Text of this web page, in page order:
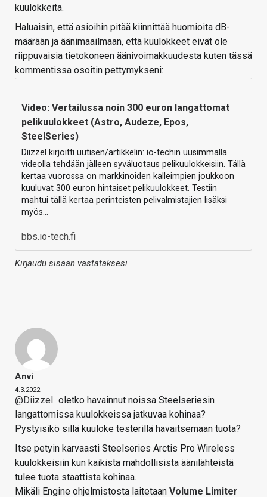
kuulokkeita.
Haluaisin, että asioihin pitää kiinnittää huomioita dB-
määrään ja äänimaailmaan, että kuulokkeet eivät ole
riippuvaisia tietokoneen äänivoimakkuudesta kuten tässä
kommentissa osoitin pettymykseni:
Video: Vertailussa noin 300 euron langattomat
pelikuulokkeet (Astro, Audeze, Epos,
SteelSeries)
Diizzel kirjoitti uutisen/artikkelin: io-techin uusimmalla
videolla tehdään jälleen syväluotaus pelikuulokkeisiin. Tällä
kertaa vuorossa on markkinoiden kalleimpien joukkoon
kuuluvat 300 euron hintaiset pelikuulokkeet. Testiin
mahtui tällä kertaa perinteisten pelivalmistajien lisäksi
myös…
bbs.io-tech.fi
Kirjaudu sisään vastataksesi
Anvi
4.3.2022
@Diizzel
oletko havainnut noissa Steelseriesin
langattomissa kuulokkeissa jatkuvaa kohinaa?
Pystyisikö sillä kuuloke testerillä havaitsemaan tuota?
Itse petyin karvaasti Steelseries Arctis Pro Wireless
kuulokkeisiin kun kaikista mahdollisista äänilähteistä
tulee tuota staattista kohinaa.
Mikäli Engine ohjelmistosta laitetaan Volume Limiter